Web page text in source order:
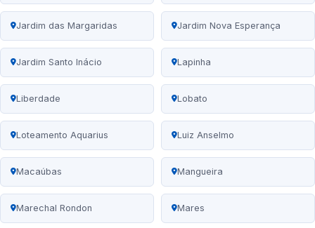
Jardim das Margaridas Jardim Nova Esperança
Jardim Santo Inácio Lapinha
Liberdade Lobato
Loteamento Aquarius Luiz Anselmo
Macaúbas Mangueira
Marechal Rondon Mares